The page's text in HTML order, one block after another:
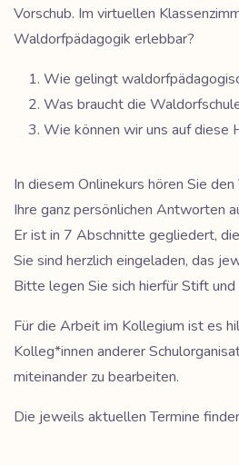
Vorschub. Im virtuellen
Waldorfpädagogik erlebbar?
Wie gelingt
Was braucht die
Wie können wir uns auf diese
In diesem Onlinekurs hören Sie
Ihre ganz persönlichen Antworten
Er ist in 7 Abschnitte gegliedert,
Sie sind herzlich eingeladen, das
Bitte legen Sie sich hierfür Stift
Für die Arbeit im Kollegium ist es
Kolleg*innen anderer
miteinander zu bearbeiten.
Die jeweils aktuellen Termine